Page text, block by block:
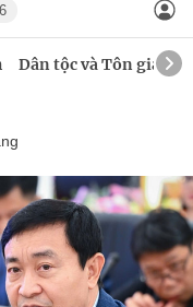
Dân tộc và Tôn giáo